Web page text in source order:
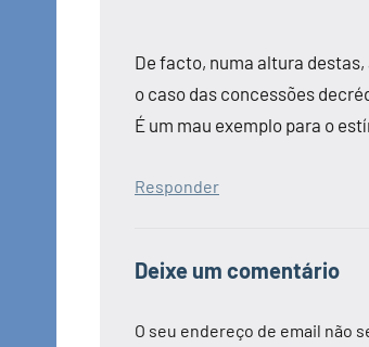
De facto, numa altura
o caso das concessões
É um mau exemplo para o
Responder
Deixe um comentário
O seu endereço de email não